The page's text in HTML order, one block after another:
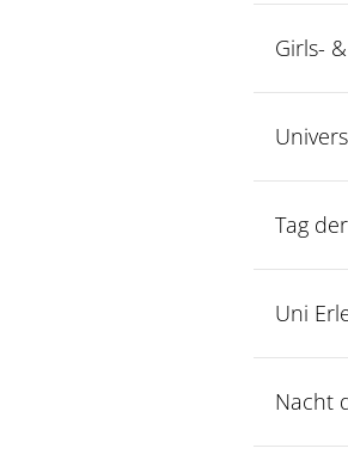
Girls-
Tag
Uni
Nacht